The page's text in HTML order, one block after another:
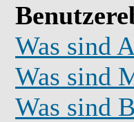
Was sind
Was sind
Was sind